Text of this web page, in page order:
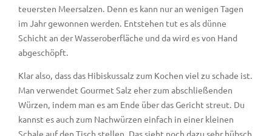
teuersten Meersalzen. Denn es kann nur an wenigen Tagen
im Jahr gewonnen werden. Entstehen tut es als dünne
Schicht an der Wasseroberfläche und da wird es von Hand
abgeschöpft.
Klar also, dass das Hibiskussalz zum Kochen viel zu schade ist.
Man verwendet Gourmet Salz eher zum abschließenden
Würzen, indem man es am Ende über das Gericht streut. Du
kannst es auch zum Nachwürzen einfach in einer kleinen
Schale auf den Tisch stellen. Das sieht noch dazu sehr hübsch